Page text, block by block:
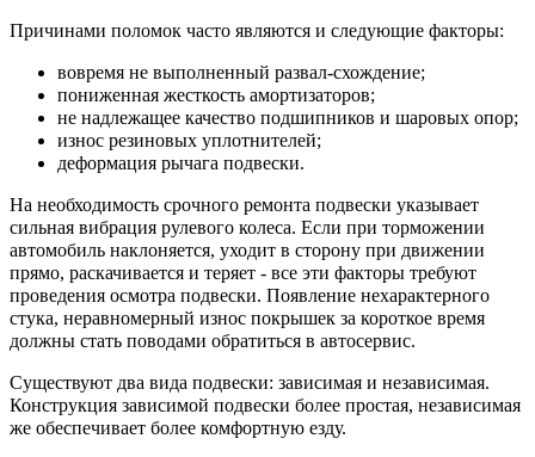
Причинами поломок часто являются и следующие факторы:
вовремя не выполненный развал-схождение;
пониженная жесткость амортизаторов;
не надлежащее качество подшипников и шаровых опор;
износ резиновых уплотнителей;
деформация рычага подвески.
На необходимость срочного ремонта подвески указывает
сильная вибрация рулевого колеса. Если при торможении
автомобиль наклоняется, уходит в сторону при движении
прямо, раскачивается и теряет - все эти факторы требуют
проведения осмотра подвески. Появление нехарактерного
стука, неравномерный износ покрышек за короткое время
должны стать поводами обратиться в автосервис.
Существуют два вида подвески: зависимая и независимая.
Конструкция зависимой подвески более простая, независимая
же обеспечивает более комфортную езду.